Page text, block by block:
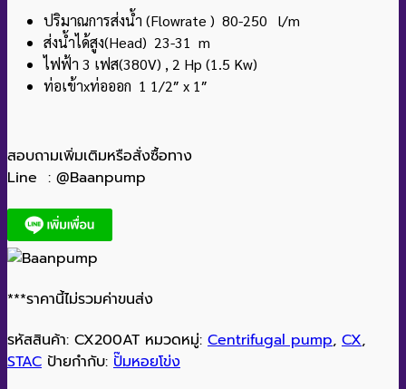
ปริมาณการส่งน้ำ (Flowrate ) 80-250 l/m
ส่งน้ำได้สูง(Head) 23-31 m
ไฟฟ้า 3 เฟส(380V) , 2 Hp (1.5 Kw)
ท่อเข้าxท่อออก 1 1/2″ x 1″
สอบถามเพิ่มเติมหรือสั่งซื้อทาง
Line : @Baanpump
***ราคานี้ไม่รวมค่าขนส่ง
รหัสสินค้า: CX200AT หมวดหมู่: Centrifugal pump, CX,
STAC ป้ายกำกับ: ปั๊มหอยโข่ง